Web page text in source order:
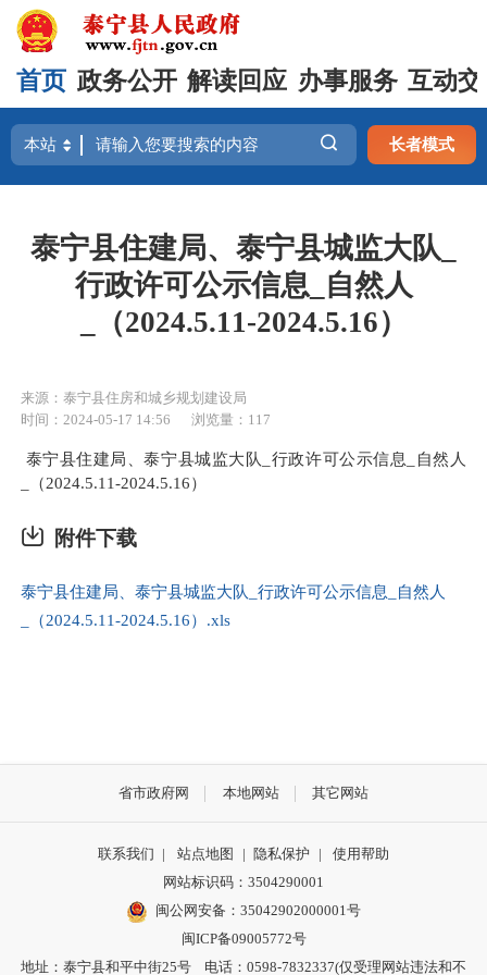
首页 政务公开 解读回应 办事服务 互动
长者模式
泰宁县住建局、泰宁县城监大队_
行政许可公示信息_自然人
_（2024.5.11-2024.5.16）
来源：泰宁县住房和城乡规划建设局
时间：2024-05-17 14:56
浏览量：117
泰宁县住建局、泰宁县城监大队_行政许可公示信息_自然人
_（2024.5.11-2024.5.16）
附件下载
泰宁县住建局、泰宁县城监大队_行政许可公示信息_自然人
_（2024.5.11-2024.5.16）.xls
省市政府网 本地网站 其它网站
联系我们 | 站点地图 | 隐私保护 |
使用帮助
网站标识码：3504290001
闽公网安备：35042902000001号
闽ICP备09005772号
地址：泰宁县和平中街25号 电话：0598-7832337(仅受理网站违法和不